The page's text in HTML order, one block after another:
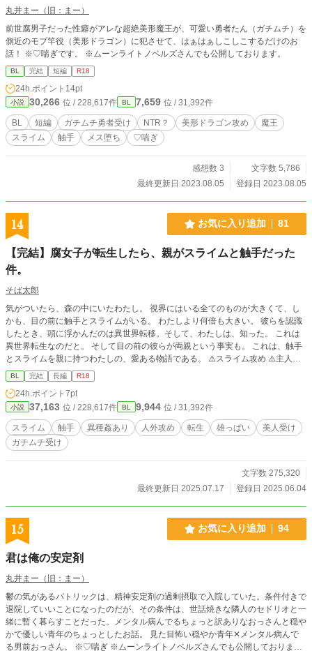
丸井まー（旧：まー）
前世腐男子だった性癖がアレな超絶美形魔王が、可愛い勇者たん（ガチムチ）を
側近のモブ竿役（美形ドラゴン）に犯させて、はぁはぁしこしこするだけのお
話！ ※♡喘ぎです。 ※ムーンライトノベルズさんでも公開しております。
BL 完結 短編 R18
24h.ポイント 14pt
小説 30,266 位 / 228,617件 BL 7,659 位 / 31,392件
BL 短編 ガチムチ勇者受け NTR？ 美形ドラゴン攻め
魔王
スライム
触手 メス堕ち ♡喘ぎ
感想数 3
文字数 5,786
最終更新日 2023.08.05
登録日 2023.08.05
14 お気に入り追加 81
【完結】腐女子が転生したら、親がスライムと触手だった
件。
そば太郎
気がついたら、森の中にいたわたし。 視界にはいる全てのものが大きくて、し
かも、目の前に触手とスライムがいる。 わたしより何倍も大きい。 彼らを認識
したとき、頭に浮かんだのは異世界転移。そして、わたしは、知った。 これは
異世界転生なのだと。 そして目の前の彼らが両親という事実も。 これは、触手
とスライムを親に持つわたしの、愛ある物語である。 ⚠️スライム攻め ⚠️主人
公、人化予定なし ⚠️文章能力けちょんけちょんなのに、濡れ場が大好きな作者
なので、結構エッチ多く、しかも長い。 【現在、AI校正で主に誤字チェック
中。結構誤字が多い現状に、ガッテム！】
BL 完結 長編 R18
24h.ポイント 7pt
小説 37,163 位 / 228,617件 BL 9,944 位 / 31,392件
スライム 触手 異種姦あり 人外攻め 転生 雄っぱい
美人受け
ガチムチ受け
文字数 275,320
最終更新日 2025.07.17
登録日 2025.06.04
15 お気に入り追加 94
君は俺の安定剤
丸井まー（旧：まー）
鬱の気があるパトリックは、精神安定剤の過剰摂取で入院していた。条件付きで
退院していいことになったのだが、その条件は、世話焼きな隣人のセドリオと一
緒に暫く暮らすことだった。メンタル病んでるちょっと訳ありなおっさんと穏や
かで優しい青年のちょっとしたお話。 見た目怖い穏やか青年✕メンタル病んで
る男前おっさん。 ※♡喘ぎ ※ムーンライトノベルズさんでも公開しておりま